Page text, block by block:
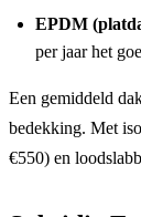
EPDM
per jaar het
Een gemiddeld
bedekking. Met
€550) en